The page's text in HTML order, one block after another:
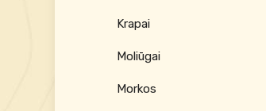
Krapai
Moliūgai
Morkos